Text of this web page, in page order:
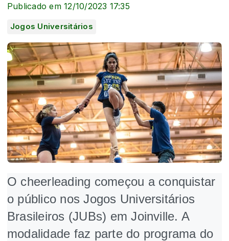
Publicado em 12/10/2023 17:35
Jogos Universitários
O cheerleading começou a conquistar
o público nos Jogos Universitários
Brasileiros (JUBs) em Joinville. A
modalidade faz parte do programa do